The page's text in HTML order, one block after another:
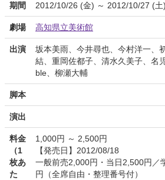
期間 2012/10/26 (金) ～ 2012/10/27 (土)
劇場 高知県立美術館
出演
坂本美雨、今井尋也、今村洋一、
結、重岡佐都子、清水久美子、名
ble、柳瀬大輔
脚本
演出
料金
（1
枚あ
た
1,000円 ～ 2,500円
【発売日】2012/08/18
一般前売2,000円・当日2,500円／
円（全席自由・整理番号付）